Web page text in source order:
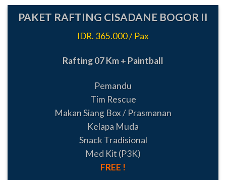
PAKET RAFTING CISADANE BOGOR II
IDR. 365.000 / Pax
Rafting 07 Km + Paintball
Pemandu
Tim Rescue
Makan Siang Box / Prasmanan
Kelapa Muda
Snack Tradisional
Med Kit (P3K)
FREE !